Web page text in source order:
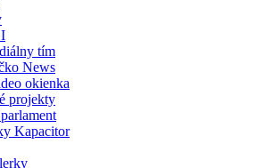
tím
News
okienka
projekty
Kapacitor